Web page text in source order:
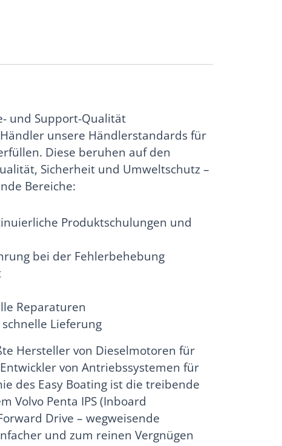
und Support-Qualität
unsere Händlerstandards für
Diese beruhen auf den
Sicherheit und Umweltschutz –
Bereiche:
Produktschulungen und
bei der Fehlerbehebung
Reparaturen
Lieferung
Hersteller von Dieselmotoren für
von Antriebssystemen für
des Easy Boating ist die treibende
Volvo Penta IPS (Inboard
Drive – wegweisende
und zum reinen Vergnügen